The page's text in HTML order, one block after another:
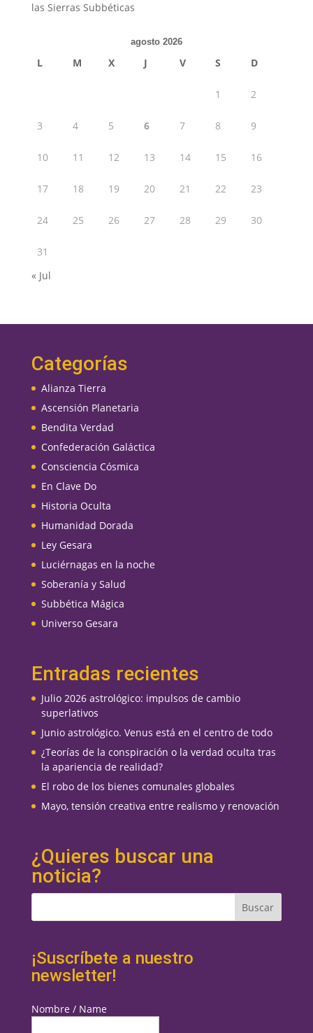
las Sierras Subbéticas
agosto 2026
L M X J V S D
1 2
3 4 5 6 7 8 9
10 11 12 13 14 15 16
17 18 19 20 21 22 23
24 25 26 27 28 29 30
31
« Jul
Categorías
Alianza Tierra
Ascensión Planetaria
Bendita Verdad
Confederación Galáctica
Consciencia Cósmica
En Clave Do
Historia Oculta
Humanidad Dorada
Ley Gesara
Luciérnagas en la noche
Soberanía y Salud
Subbética Mágica
Universo Gesara
Entradas recientes
Julio 2026 astrológico: impulsos de cambio
superlativos
Junio astrológico. Venus está en el centro de todo
¿Teorías de la conspiración o la verdad oculta tras
la apariencia de realidad?
El robo de los bienes comunales globales
Mayo, tensión creativa entre realismo y renovación
¿Quieres buscar una
noticia?
¡Suscríbete a nuestro
newsletter!
Nombre / Name